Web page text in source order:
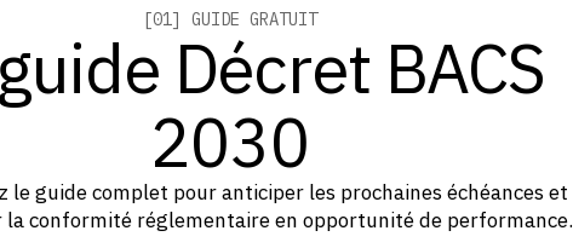
[01] GUIDE GRATUIT
Décret BACS
2030
le guide complet pour anticiper les prochaines échéances et
conformité réglementaire en opportunité de performance.